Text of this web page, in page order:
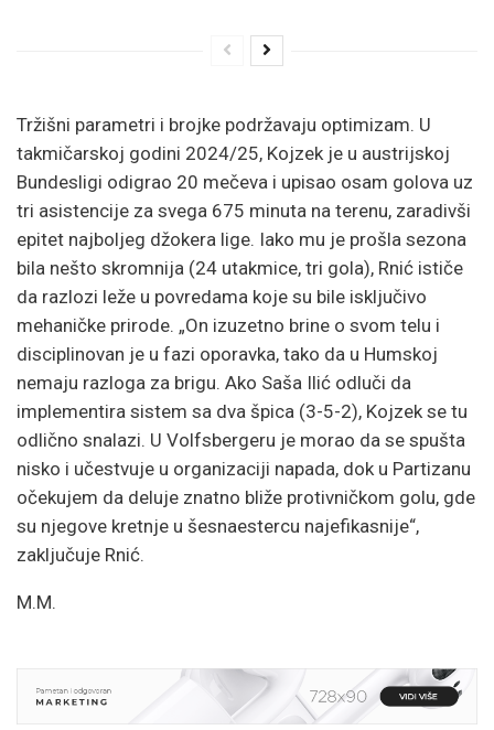
Tržišni parametri i brojke podržavaju optimizam. U
takmičarskoj godini 2024/25, Kojzek je u austrijskoj
Bundesligi odigrao 20 mečeva i upisao osam golova uz
tri asistencije za svega 675 minuta na terenu, zaradivši
epitet najboljeg džokera lige. Iako mu je prošla sezona
bila nešto skromnija (24 utakmice, tri gola), Rnić ističe
da razlozi leže u povredama koje su bile isključivo
mehaničke prirode. „On izuzetno brine o svom telu i
disciplinovan je u fazi oporavka, tako da u Humskoj
nemaju razloga za brigu. Ako Saša Ilić odluči da
implementira sistem sa dva špica (3-5-2), Kojzek se tu
odlično snalazi. U Volfsbergeru je morao da se spušta
nisko i učestvuje u organizaciji napada, dok u Partizanu
očekujem da deluje znatno bliže protivničkom golu, gde
su njegove kretnje u šesnaestercu najefikasnije“,
zaključuje Rnić.
M.M.